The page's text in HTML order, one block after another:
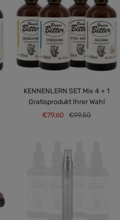
KENNENLERN SET Mix 4 + 1
Gratisprodukt Ihrer Wahl
Angebotspreis
€79,60 Regulärer
€99,50